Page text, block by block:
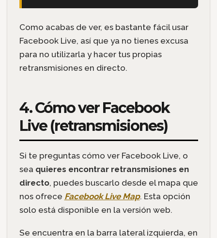
Como acabas de ver, es bastante fácil usar
Facebook Live, así que ya no tienes excusa
para no utilizarla y hacer tus propias
retransmisiones en directo.
4. Cómo ver Facebook
Live (retransmisiones)
Si te preguntas cómo ver Facebook Live, o
sea quieres encontrar retransmisiones en
directo, puedes buscarlo desde el mapa que
nos ofrece Facebook Live Map. Esta opción
solo está disponible en la versión web.
Se encuentra en la barra lateral izquierda, en